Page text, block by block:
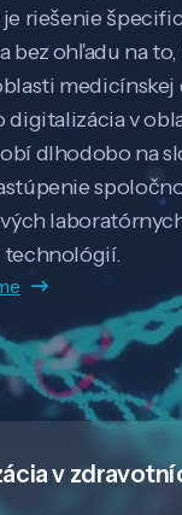
riešenie
bez ohľadu na
medicínskej
digitalizácia v
dlhodobo na
v